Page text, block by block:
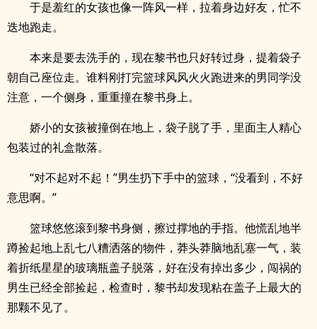
于是羞红的女孩也像一阵风一样，拉着身边好友，忙不
迭地跑走。
本来是要去洗手的，现在黎书也只好转过身，提着袋子
朝自己座位走。谁料刚打完篮球风风火火跑进来的男同学没
注意，一个侧身，重重撞在黎书身上。
娇小的女孩被撞倒在地上，袋子脱了手，里面主人精心
包装过的礼盒散落。
“对不起对不起！”男生扔下手中的篮球，“没看到，不好
意思啊。”
篮球悠悠滚到黎书身侧，擦过撑地的手指。他慌乱地半
蹲捡起地上乱七八糟洒落的物件，莽头莽脑地乱塞一气，装
着折纸星星的玻璃瓶盖子脱落，好在没有掉出多少，闯祸的
男生已经全部捡起，检查时，黎书却发现粘在盖子上最大的
那颗不见了。